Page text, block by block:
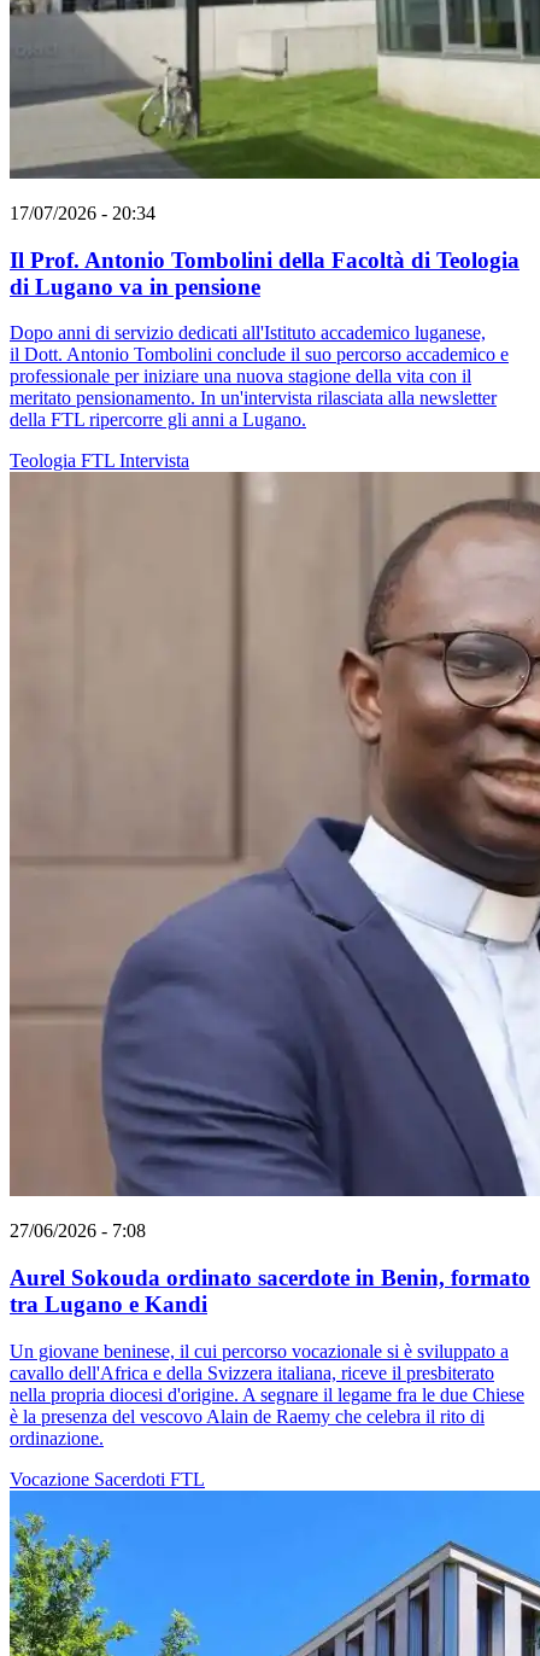
17/07/2026 - 20:34
Il Prof. Antonio Tombolini della Facoltà di Teologia
di Lugano va in pensione
Dopo anni di servizio dedicati all'Istituto accademico luganese,
il Dott. Antonio Tombolini conclude il suo percorso accademico e
professionale per iniziare una nuova stagione della vita con il
meritato pensionamento. In un'intervista rilasciata alla newsletter
della FTL ripercorre gli anni a Lugano.
Teologia FTL Intervista
27/06/2026 - 7:08
Aurel Sokouda ordinato sacerdote in Benin, formato
tra Lugano e Kandi
Un giovane beninese, il cui percorso vocazionale si è sviluppato a
cavallo dell'Africa e della Svizzera italiana, riceve il presbiterato
nella propria diocesi d'origine. A segnare il legame fra le due Chiese
è la presenza del vescovo Alain de Raemy che celebra il rito di
ordinazione.
Vocazione Sacerdoti FTL